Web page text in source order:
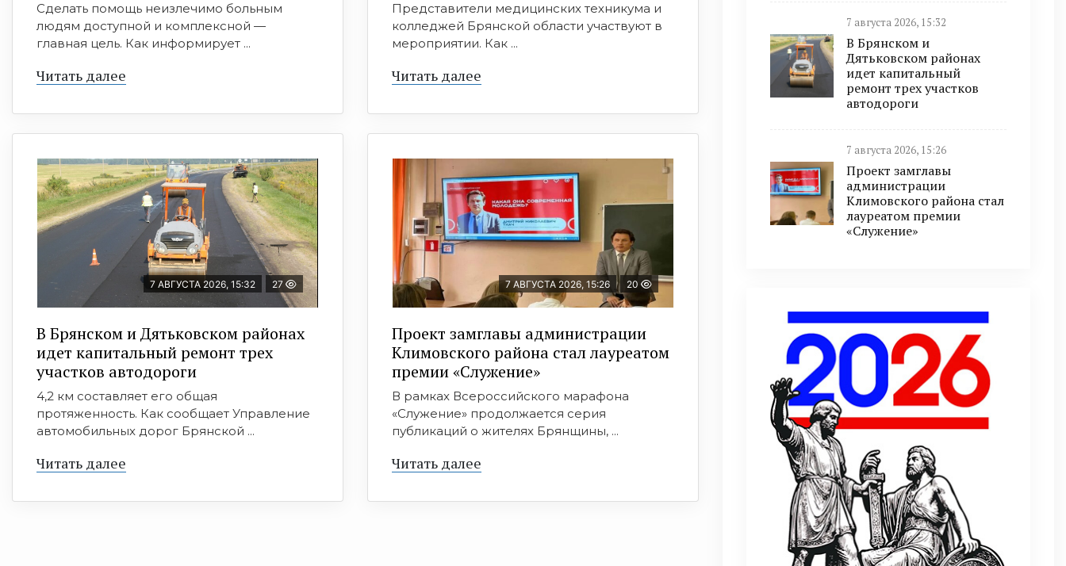
Сделать помощь неизлечимо больным
людям доступной и комплексной —
главная цель. Как информирует ...
Читать далее
Представители медицинских техникума и
колледжей Брянской области участвуют в
мероприятии. Как ...
Читать далее
7 АВГУСТА 2026, 15:32 27
В Брянском и Дятьковском районах
идет капитальный ремонт трех
участков автодороги
4,2 км составляет его общая
протяженность. Как сообщает Управление
автомобильных дорог Брянской ...
Читать далее
7 АВГУСТА 2026, 15:26 20
Проект замглавы администрации
Климовского района стал лауреатом
премии «Служение»
В рамках Всероссийского марафона
«Служение» продолжается серия
публикаций о жителях Брянщины, ...
Читать далее
7 августа 2026, 15:32
В Брянском и
Дятьковском районах
идет капитальный
ремонт трех участков
автодороги
7 августа 2026, 15:26
Проект замглавы
администрации
Климовского района стал
лауреатом премии
«Служение»